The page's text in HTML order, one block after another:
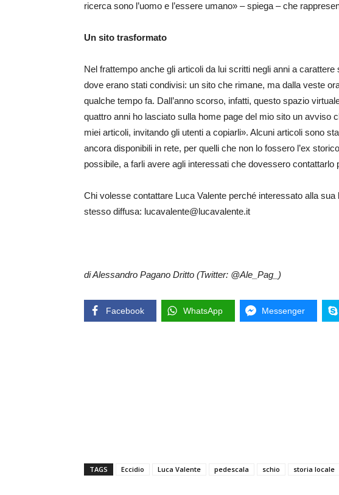
ricerca sono l’uomo e l’essere umano» – spiega – che
Un sito trasformato
Nel frattempo anche gli articoli da lui scritti negli anni a
dove erano stati condivisi: un sito che rimane, ma dalla veste
qualche tempo fa. Dall’anno scorso, infatti, questo spazio
quattro anni ho lasciato sulla home page del mio sito un avviso
miei articoli, invitando gli utenti a copiarli». Alcuni articoli sono
ancora disponibili in rete, per quelli che non lo fossero l’ex
possibile, a farli avere agli interessati che dovessero contattarlo
Chi volesse contattare Luca Valente perché interessato alla
stesso diffusa: lucavalente@lucavalente.it
di Alessandro Pagano Dritto (Twitter: @Ale_Pag_)
Facebook WhatsApp Messenger
TAGS Eccidio Luca Valente pedescala schio storia locale